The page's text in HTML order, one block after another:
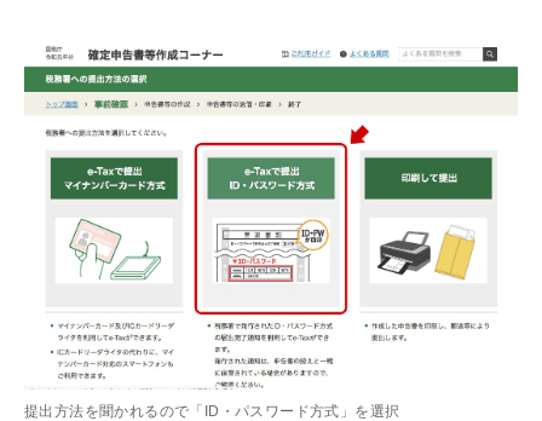
提出方法を聞かれるので「ID・パスワード方式」を選択